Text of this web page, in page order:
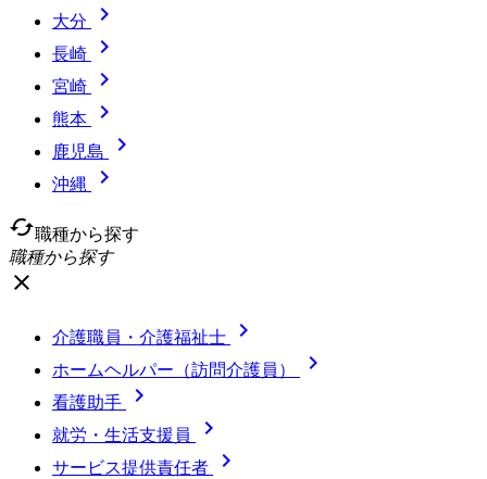
大分 
長崎 
宮崎 
熊本 
鹿児島 
沖縄

cached職種から探す
職種から探す
close
介護職員・介護福祉士 
ホームヘルパー（訪問介護員） 
看護助手 
就労・生活支援員 
サービス提供責任者 